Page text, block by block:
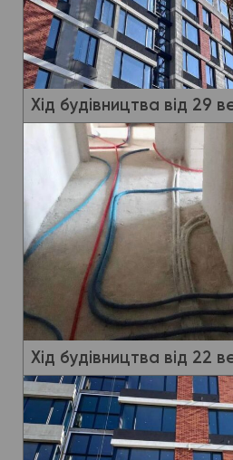
Хід будівництва від 29
Хід будівництва від 22